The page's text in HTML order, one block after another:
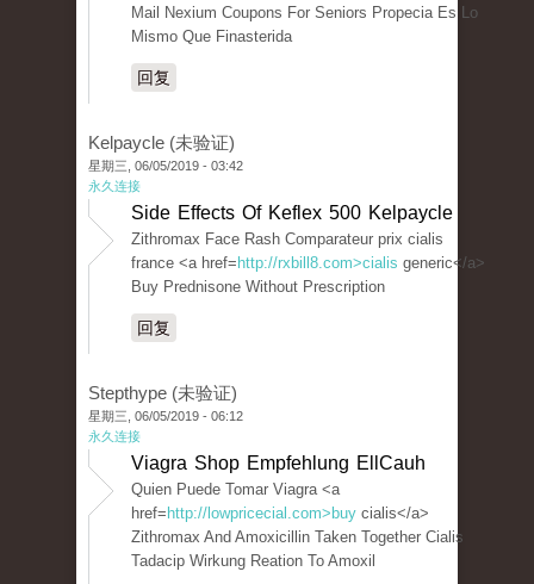
Mail Nexium Coupons For Seniors Propecia Es Lo
Mismo Que Finasterida
回复
Kelpaycle (未验证)
星期三, 06/05/2019 - 03:42
永久连接
Side Effects Of Keflex 500 Kelpaycle
Zithromax Face Rash Comparateur prix cialis
france <a href= http://rxbill8.com>cialis generic</a>
Buy Prednisone Without Prescription
回复
Stepthype (未验证)
星期三, 06/05/2019 - 06:12
永久连接
Viagra Shop Empfehlung EllCauh
Quien Puede Tomar Viagra <a
href= http://lowpricecial.com>buy cialis</a>
Zithromax And Amoxicillin Taken Together Cialis
Tadacip Wirkung Reation To Amoxil